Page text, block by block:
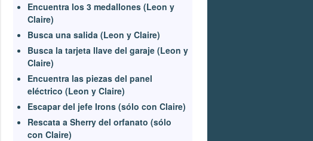
Encuentra los 3 medallones (Leon y
Claire)
Busca una salida (Leon y Claire)
Busca la tarjeta llave del garaje (Leon y
Claire)
Encuentra las piezas del panel
eléctrico (Leon y Claire)
Escapar del jefe Irons (sólo con Claire)
Rescata a Sherry del orfanato (sólo
con Claire)